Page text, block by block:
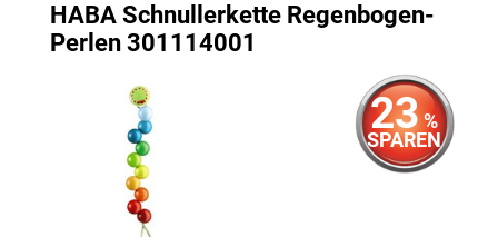
HABA Schnullerkette Regenbogen-
Perlen 301114001
23 %
SPAREN